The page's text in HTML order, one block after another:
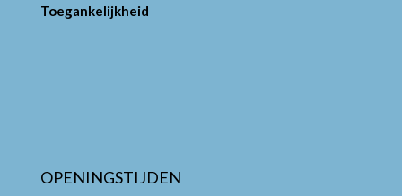
Toegankelijkheid
OPENINGSTIJDEN